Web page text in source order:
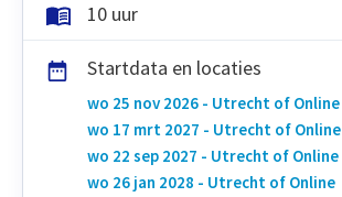
10 uur
Startdata en locaties
wo 25 nov 2026 - Utrecht of Online
wo 17 mrt 2027 - Utrecht of Online
wo 22 sep 2027 - Utrecht of Online
wo 26 jan 2028 - Utrecht of Online